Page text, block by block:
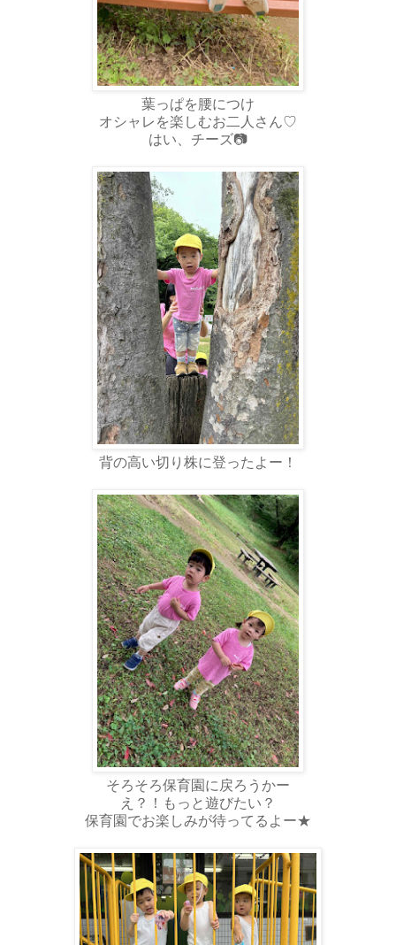
葉っぱを腰につけ
オシャレを楽しむお二人さん♡
はい、チーズ📷
背の高い切り株に登ったよー！
そろそろ保育園に戻ろうかー
え？！もっと遊びたい？
保育園でお楽しみが待ってるよー★